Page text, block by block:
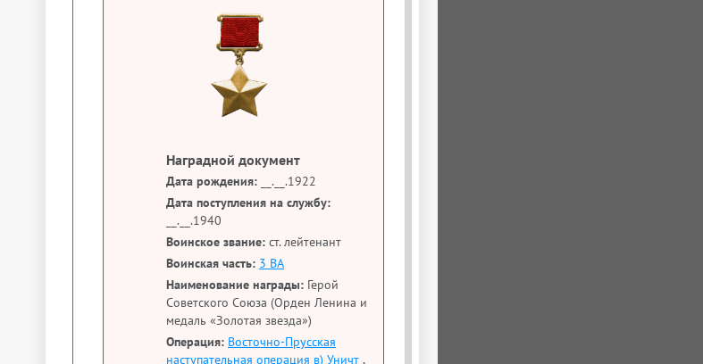
Наградной документ
Дата рождения: __.__.1922
Дата поступления на службу:
__.__.1940
Воинское звание: ст. лейтенант
Воинская часть: 3 ВА
Наименование награды: Герой
Советского Союза (Орден Ленина и
медаль «Золотая звезда»)
Операция: Восточно-Прусская
наступательная операция в) Уничт ,